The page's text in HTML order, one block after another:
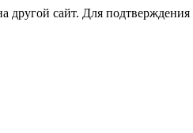
другой сайт. Для